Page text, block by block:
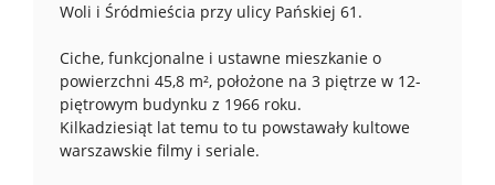
Woli i Śródmieścia przy ulicy Pańskiej 61.
Ciche, funkcjonalne i ustawne mieszkanie o
powierzchni 45,8 m², położone na 3 piętrze w 12-
piętrowym budynku z 1966 roku.
Kilkadziesiąt lat temu to tu powstawały kultowe
warszawskie filmy i seriale.